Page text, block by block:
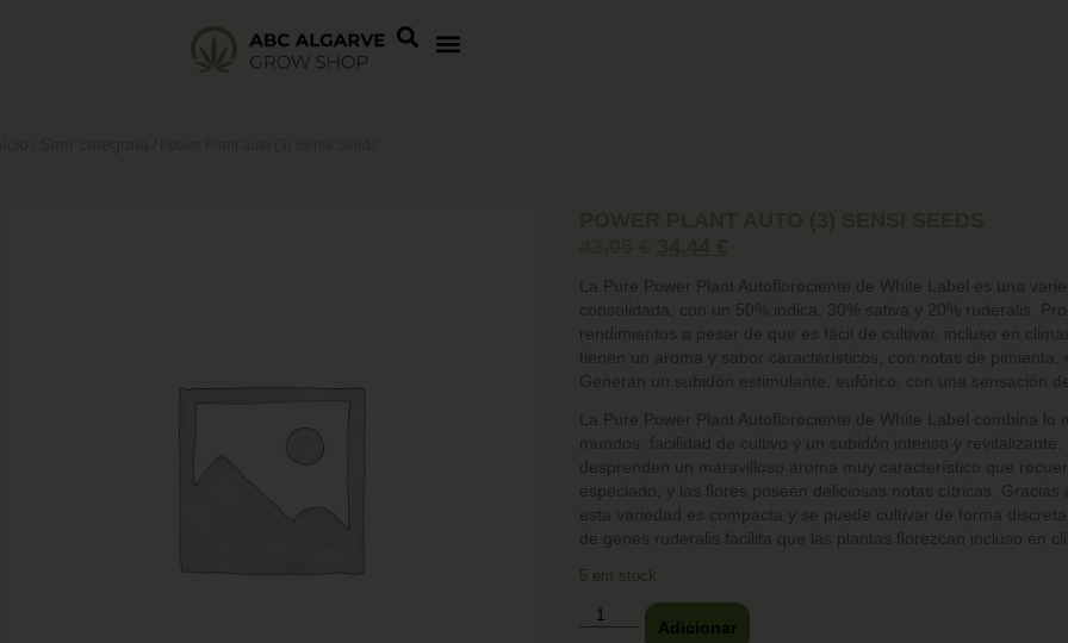
POWER PLANT AUTO (3) SENSI SEEDS
34,44 €
La Pure Power Plant Autofloreciente de White Label es una
consolidada, con un 50% indica, 30% sativa y 20% ruderalis.
rendimientos a pesar de que es fácil de cultivar, incluso en
tienen un aroma y sabor característicos, con notas de pimienta,
Generan un subidón estimulante, eufórico, con una sensación
La Pure Power Plant Autofloreciente de White Label combina lo
mundos: facilidad de cultivo y un subidón intenso y revitalizante.
desprenden un maravilloso aroma muy característico que
especiado, y las flores poseen deliciosas notas cítricas. Gracias
esta variedad es compacta y se puede cultivar de forma
de genes ruderalis facilita que las plantas florezcan incluso en
5 em stock
Adicionar